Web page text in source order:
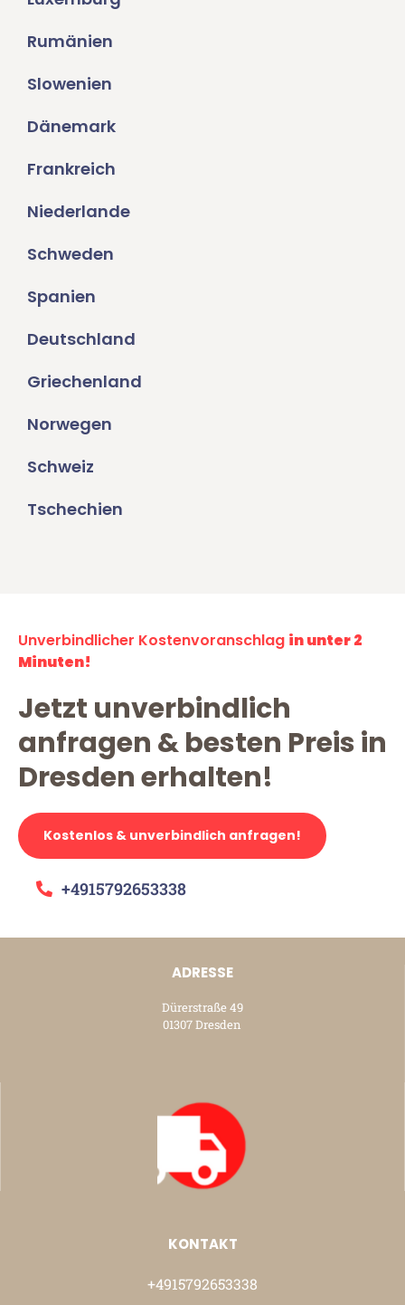
Rumänien
Slowenien
Dänemark
Frankreich
Niederlande
Schweden
Spanien
Deutschland
Griechenland
Norwegen
Schweiz
Tschechien
Unverbindlicher Kostenvoranschlag in unter 2
Minuten!
Jetzt unverbindlich
anfragen & besten Preis in
Dresden erhalten!
Kostenlos & unverbindlich anfragen!
+4915792653338
ADRESSE
Dürerstraße 49
01307 Dresden
KONTAKT
+4915792653338